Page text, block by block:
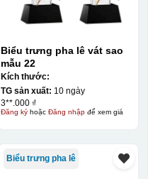
Biểu trưng pha lê vát sao
mẫu 22
Kích thước:
TG sản xuất: 10 ngày
3**.000 ₫
Đăng kýhoặc Đăng nhậpđể xem giá
Biểu trưng pha lê